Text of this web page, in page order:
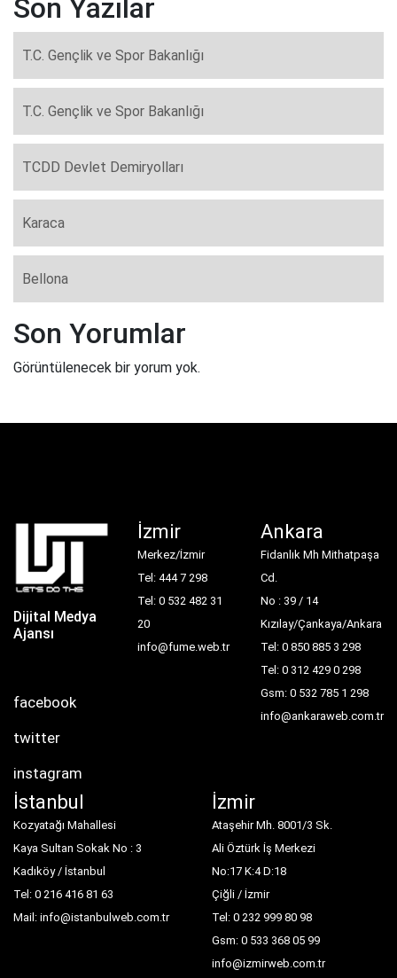
Son Yazılar
T.C. Gençlik ve Spor Bakanlığı
T.C. Gençlik ve Spor Bakanlığı
TCDD Devlet Demiryolları
Karaca
Bellona
Son Yorumlar
Görüntülenecek bir yorum yok.
Dijital Medya
Ajansı
facebook
twitter
instagram
İzmir
Merkez/İzmir
Tel: 444 7 298
Tel: 0 532 482 31
20
info@fume.web.tr
Ankara
Fidanlık Mh Mithatpaşa
Cd.
No : 39 / 14
Kızılay/Çankaya/Ankara
Tel: 0 850 885 3 298
Tel: 0 312 429 0 298
Gsm: 0 532 785 1 298
info@ankaraweb.com.tr
İstanbul
Kozyatağı Mahallesi
Kaya Sultan Sokak No : 3
Kadıköy / İstanbul
Tel: 0 216 416 81 63
Mail: info@istanbulweb.com.tr
İzmir
Ataşehir Mh. 8001/3 Sk.
Ali Öztürk İş Merkezi
No:17 K:4 D:18
Çiğli / İzmir
Tel: 0 232 999 80 98
Gsm: 0 533 368 05 99
info@izmirweb.com.tr